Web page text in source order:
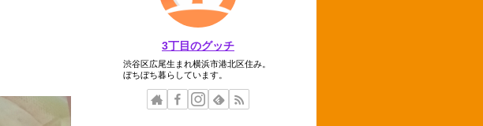
3丁目のグッチ
渋谷区広尾生まれ横浜市港北区住み。
ぼちぼち暮らしています。